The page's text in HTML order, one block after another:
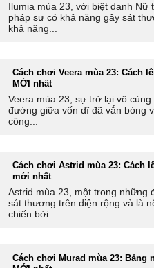
Ilumia mùa 23, với biệt danh Nữ
pháp sư có khả năng gây sát
khả năng...
Cách chơi Veera mùa 23: Cách
MỚI nhất
Veera mùa 23, sự trở lại vô
đường giữa vốn dĩ đã vắn bóng
công...
Cách chơi Astrid mùa 23: Cách
mới nhất
Astrid mùa 23, một trong những
sát thương trên diện rộng và là
chiến bởi...
Cách chơi Murad mùa 23: Bảng